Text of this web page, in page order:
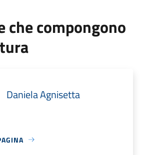
che compongono
Daniela Agnisetta